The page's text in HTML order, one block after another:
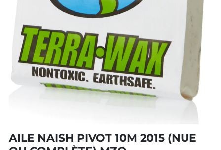
AILE NAISH PIVOT 10M 2015 (NUE